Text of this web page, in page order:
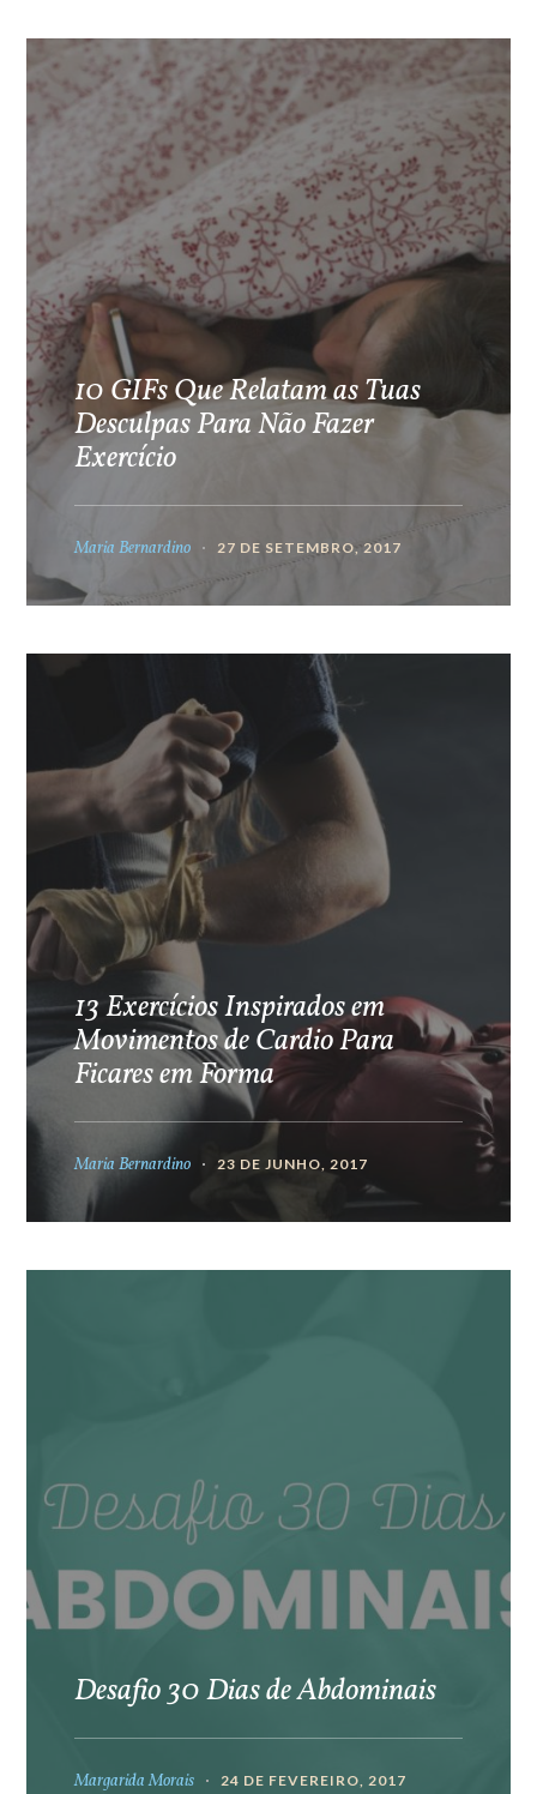
10 GIFs Que Relatam as Tuas
Desculpas Para Não Fazer
Exercício
Maria Bernardino 27 DE SETEMBRO, 2017
13 Exercícios Inspirados em
Movimentos de Cardio Para
Ficares em Forma
Maria Bernardino 23 DE JUNHO, 2017
Desafio 30 Dias de Abdominais
Margarida Morais 24 DE FEVEREIRO, 2017